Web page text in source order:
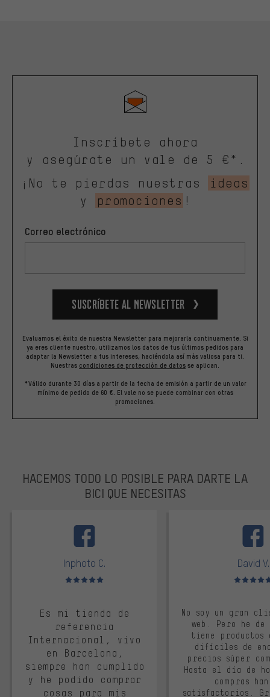
Inscríbete ahora
y asegúrate un vale de 5 €*.
¡No te pierdas nuestras
ideas
y
promociones !
Correo electrónico
Suscríbete al newsletter
Evaluamos el éxito de nuestra Newsletter para mejorarla continuamente. Si
ya eres cliente nuestro, utilizamos los datos de tus últimos pedidos para
adaptar la Newsletter a tus intereses, haciéndola así más valiosa para ti.
Nuestras condiciones de protección de datos se aplican.
*Válido durante 30 días a partir de la fecha de emisión a partir de un valor
mínimo de pedido de 60 €. El vale no se puede combinar con otras
promociones.
HACEMOS TODO LO POSIBLE PARA DARTE LA
BICI QUE NECESITAS
Inphoto C.
Valoración media: 5 de 5
Es mi tienda de
referencia
Internacional, vivo
en Barcelona,
siempre han cumplido
y he podido comprar
cosas para mis
David V.
Valoración
No soy un gran
web. Pero he
tiene productos
difíciles de
precios súper
Hasta el día de
compras
satisfactorios.